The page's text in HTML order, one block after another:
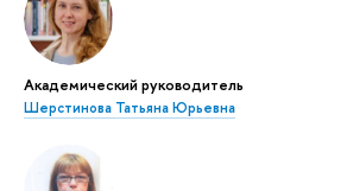
Академический руководитель
Шерстинова Татьяна Юрьевна